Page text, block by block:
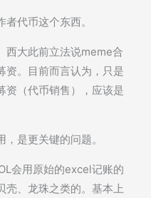
代币这个东西。
西大此前立法说meme合
资。目前而言认为，只是
资（代币销售），应该是
是更关键的问题。
会用原始的excel记账的
壳、龙珠之类的。基本上